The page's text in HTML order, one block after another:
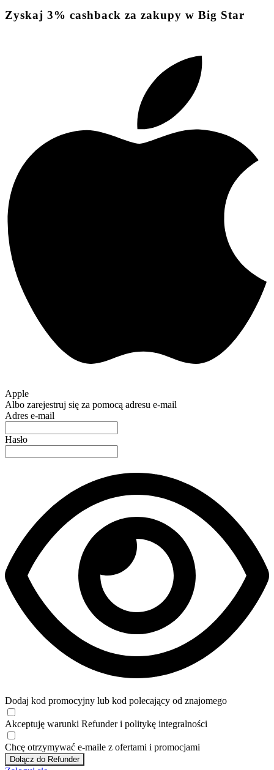
Zyskaj 3% cashback za zakupy w Big Star
Apple
Albo zarejestruj się za pomocą adresu e-mail
Adres e-mail
Hasło
Dodaj kod promocyjny lub kod polecający od znajomego
Akceptuję warunki Refunder i politykę integralności
Chcę otrzymywać e-maile z ofertami i promocjami
Dołącz do Refunder